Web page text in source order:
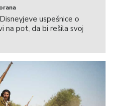
uspešnice o
na pot, da bi rešila svoj